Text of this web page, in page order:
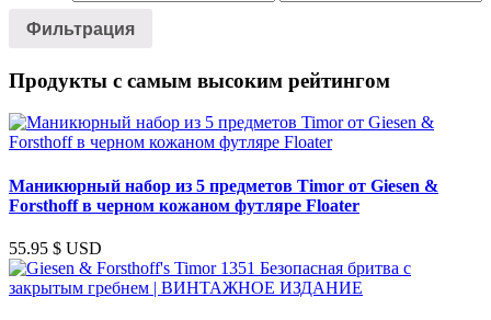
цена
Фильтрация
Продукты с самым высоким рейтингом
Маникюрный набор из 5 предметов Timor от Giesen &
Forsthoff в черном кожаном футляре Floater
55.95 $ USD